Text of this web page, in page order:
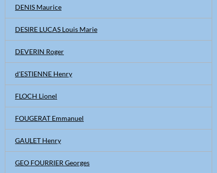
DENIS Maurice
DESIRE LUCAS Louis Marie
DEVERIN Roger
d'ESTIENNE Henry
FLOCH Lionel
FOUGERAT Emmanuel
GAULET Henry
GEO FOURRIER Georges